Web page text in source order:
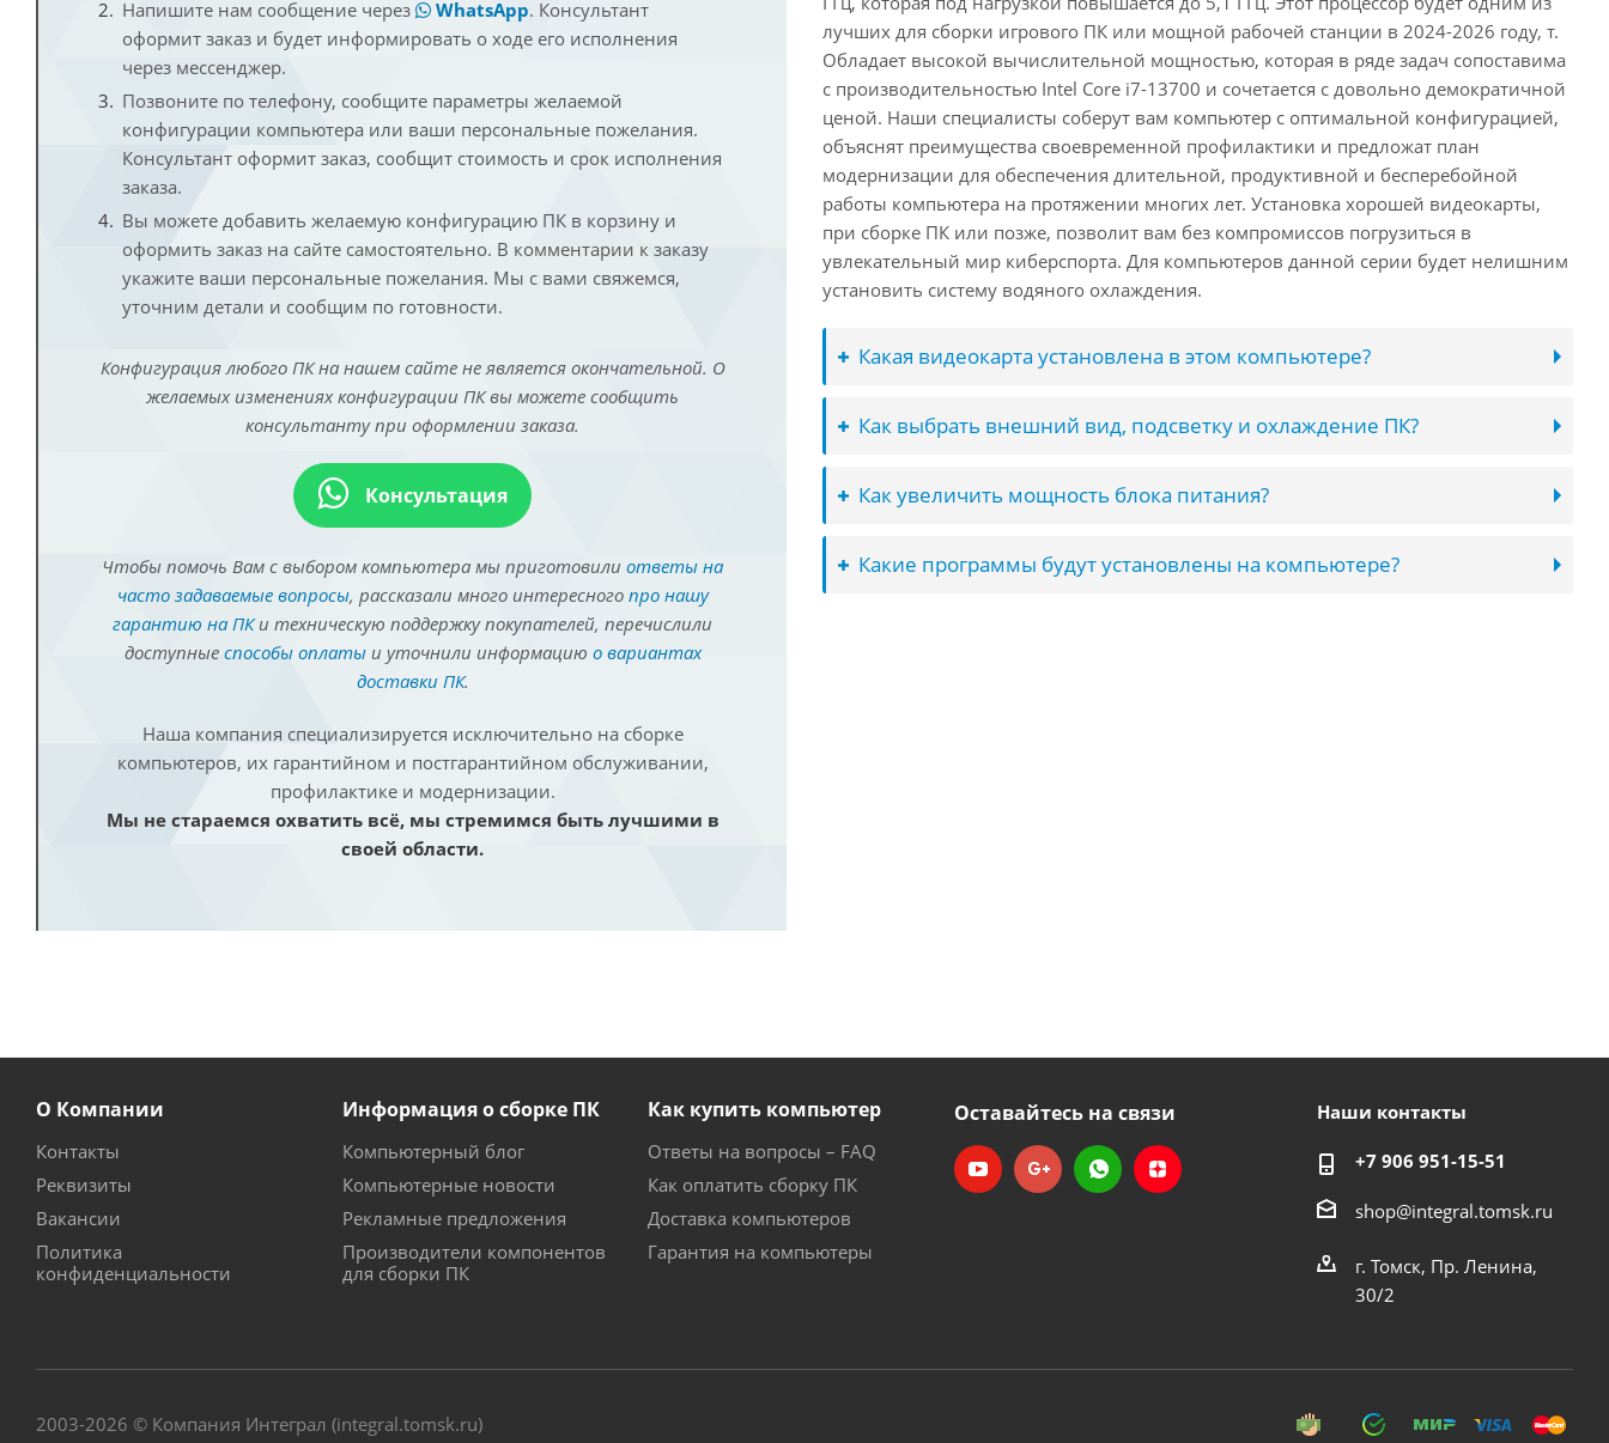
Напишите нам сообщение через
WhatsApp. Консультант
оформит заказ и будет информировать о ходе его исполнения
через мессенджер.
Позвоните по телефону, сообщите параметры желаемой
конфигурации компьютера или ваши персональные пожелания.
Консультант оформит заказ, сообщит стоимость и срок исполнения
заказа.
Вы можете добавить желаемую конфигурацию ПК в корзину и
оформить заказ на сайте самостоятельно. В комментарии к заказу
укажите ваши персональные пожелания. Мы с вами свяжемся,
уточним детали и сообщим по готовности.
Конфигурация любого ПК на нашем сайте не является окончательной. О
желаемых изменениях конфигурации ПК вы можете сообщить
консультанту при оформлении заказа.
Консультация
Чтобы помочь Вам с выбором компьютера мы приготовили ответы на
часто задаваемые вопросы, рассказали много интересного про нашу
гарантию на ПКи техническую поддержку покупателей, перечислили
доступные способы оплатыи уточнили информацию о вариантах
доставки ПК.
Наша компания специализируется исключительно на сборке
компьютеров, их гарантийном и постгарантийном обслуживании,
профилактике и модернизации.
Мы не стараемся охватить всё, мы стремимся быть лучшими в
своей области.
лучших для сборки игрового ПК или мощной рабочей станции в 2024-2026 году, т.
Обладает высокой вычислительной мощностью, которая в ряде задач сопоставима
с производительностью Intel Core i7-13700 и сочетается с довольно демократичной
ценой. Наши специалисты соберут вам компьютер с оптимальной конфигурацией,
объяснят преимущества своевременной профилактики и предложат план
модернизации для обеспечения длительной, продуктивной и бесперебойной
работы компьютера на протяжении многих лет. Установка хорошей видеокарты,
при сборке ПК или позже, позволит вам без компромиссов погрузиться в
увлекательный мир киберспорта. Для компьютеров данной серии будет нелишним
установить систему водяного охлаждения.
Какая видеокарта установлена в этом компьютере?
Как выбрать внешний вид, подсветку и охлаждение ПК?
Как увеличить мощность блока питания?
Какие программы будут установлены на компьютере?
О Компании
Контакты
Реквизиты
Вакансии
Политика
конфиденциальности
Информация о сборке ПК
Компьютерный блог
Компьютерные новости
Рекламные предложения
Производители компонентов
для сборки ПК
Как купить компьютер
Ответы на вопросы – FAQ
Как оплатить сборку ПК
Доставка компьютеров
Гарантия на компьютеры
Оставайтесь на связи Наши контакты
+7 906 951-15-51
shop@integral.tomsk.ru
г. Томск, Пр. Ленина,
30/2
2003-2026 © Компания Интеграл (integral.tomsk.ru)